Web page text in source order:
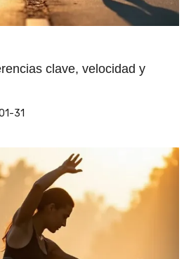
clave, velocidad y
31